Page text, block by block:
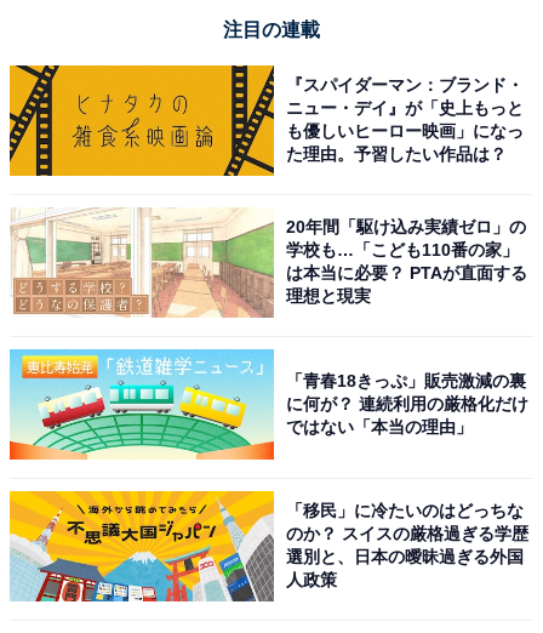
注目の連載
『スパイダーマン：ブランド・
ニュー・デイ』が「史上もっと
も優しいヒーロー映画」になっ
た理由。予習したい作品は？
20年間「駆け込み実績ゼロ」の
学校も…「こども110番の家」
は本当に必要？ PTAが直面する
理想と現実
「青春18きっぷ」販売激減の裏
に何が？ 連続利用の厳格化だけ
ではない「本当の理由」
「移民」に冷たいのはどっちな
のか？ スイスの厳格過ぎる学歴
選別と、日本の曖昧過ぎる外国
人政策